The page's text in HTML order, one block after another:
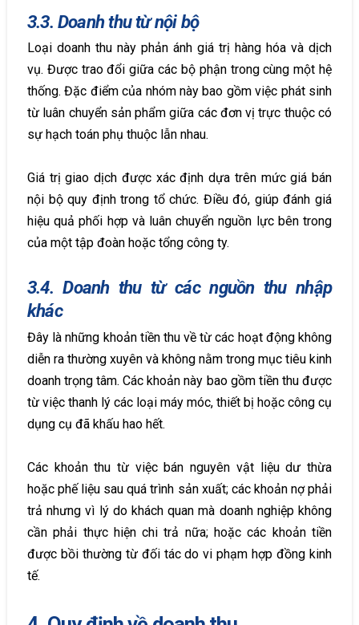
3.3. Doanh thu từ nội bộ
Loại doanh thu này phản ánh giá trị hàng hóa và dịch
vụ. Được trao đổi giữa các bộ phận trong cùng một hệ
thống. Đặc điểm của nhóm này bao gồm việc phát sinh
từ luân chuyển sản phẩm giữa các đơn vị trực thuộc có
sự hạch toán phụ thuộc lẫn nhau.
Giá trị giao dịch được xác định dựa trên mức giá bán
nội bộ quy định trong tổ chức. Điều đó, giúp đánh giá
hiệu quả phối hợp và luân chuyển nguồn lực bên trong
của một tập đoàn hoặc tổng công ty.
3.4. Doanh thu từ các nguồn thu nhập
khác
Đây là những khoản tiền thu về từ các hoạt động không
diễn ra thường xuyên và không nằm trong mục tiêu kinh
doanh trọng tâm. Các khoản này bao gồm tiền thu được
từ việc thanh lý các loại máy móc, thiết bị hoặc công cụ
dụng cụ đã khấu hao hết.
Các khoản thu từ việc bán nguyên vật liệu dư thừa
hoặc phế liệu sau quá trình sản xuất; các khoản nợ phải
trả nhưng vì lý do khách quan mà doanh nghiệp không
cần phải thực hiện chi trả nữa; hoặc các khoản tiền
được bồi thường từ đối tác do vi phạm hợp đồng kinh
tế.